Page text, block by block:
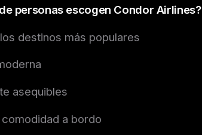
personas escogen Condor Airlines?
destinos más populares
asequibles
a bordo